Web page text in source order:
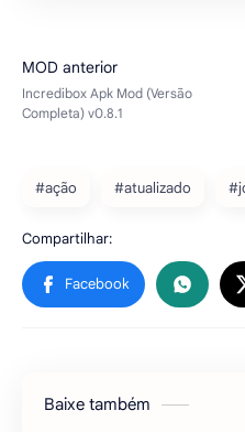
#ação #atualizado
Baixe também